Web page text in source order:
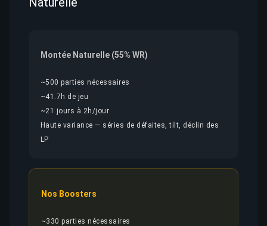
Montée Naturelle (55% WR)
~500 parties nécessaires
~41.7h de jeu
~21 jours à 2h/jour
Haute variance — séries de défaites, tilt, déclin des
LP
Nos Boosters
~330 parties nécessaires